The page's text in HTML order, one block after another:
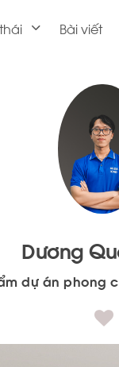
Bài viết
Dương
dự án phong